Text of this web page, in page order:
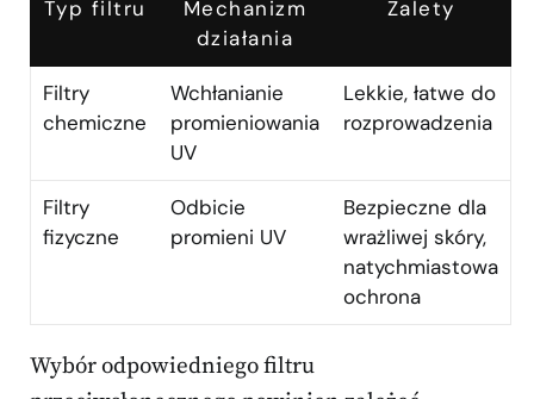
Typ filtru
Mechanizm
działania
Zalety
Filtry
chemiczne
Wchłanianie
promieniowania
UV
Lekkie, łatwe do
rozprowadzenia
Filtry
fizyczne
Odbicie
promieni UV
Bezpieczne dla
wrażliwej skóry,
natychmiastowa
ochrona
Wybór odpowiedniego filtru